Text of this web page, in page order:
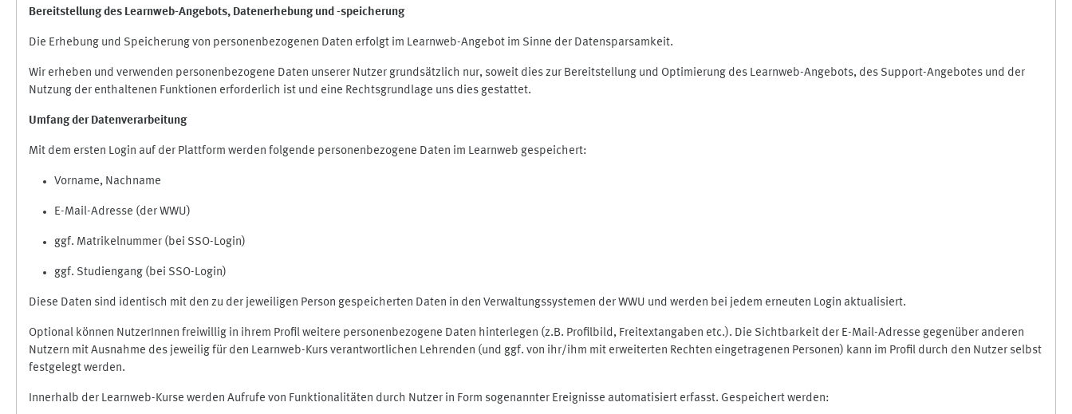
Bereitstellung des Learnweb-Angebots, Datenerhebung und -speicherung
Die Erhebung und Speicherung von personenbezogenen Daten erfolgt im Learnweb-Angebot im Sinne der Datensparsamkeit.
Wir erheben und verwenden personenbezogene Daten unserer Nutzer grundsätzlich nur, soweit dies zur Bereitstellung und Optimierung des Learnweb-Angebots, des Support-Angebotes und der
Nutzung der enthaltenen Funktionen erforderlich ist und eine Rechtsgrundlage uns dies gestattet.
Umfang der Datenverarbeitung
Mit dem ersten Login auf der Plattform werden folgende personenbezogene Daten im Learnweb gespeichert:
Vorname, Nachname
E-Mail-Adresse (der WWU)
ggf. Matrikelnummer (bei SSO-Login)
ggf. Studiengang (bei SSO-Login)
Diese Daten sind identisch mit den zu der jeweiligen Person gespeicherten Daten in den Verwaltungssystemen der WWU und werden bei jedem erneuten Login aktualisiert.
Optional können NutzerInnen freiwillig in ihrem Profil weitere personenbezogene Daten hinterlegen (z.B. Profilbild, Freitextangaben etc.). Die Sichtbarkeit der E-Mail-Adresse gegenüber anderen
Nutzern mit Ausnahme des jeweilig für den Learnweb-Kurs verantwortlichen Lehrenden (und ggf. von ihr/ihm mit erweiterten Rechten eingetragenen Personen) kann im Profil durch den Nutzer selbst
festgelegt werden.
Innerhalb der Learnweb-Kurse werden Aufrufe von Funktionalitäten durch Nutzer in Form sogenannter Ereignisse automatisiert erfasst. Gespeichert werden: